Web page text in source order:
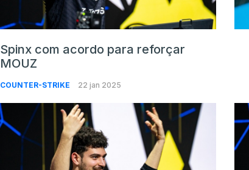
Spinx com acordo para reforçar
MOUZ
COUNTER-STRIKE 22 jan 2025